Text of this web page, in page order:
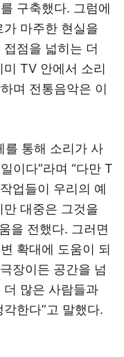
구축했다. 그럼에
마주한 현실을
점을 넓히는 더
TV 안에서 소리
며 전통음악은 이
를 통해 소리가 사
이다”라며 “다만 T
업들이 우리의 예
대중은 그것을
을 전했다. 그러면
확대에 도움이 되
장이든 공간을 넘
많은 사람들과
한다”고 말했다.